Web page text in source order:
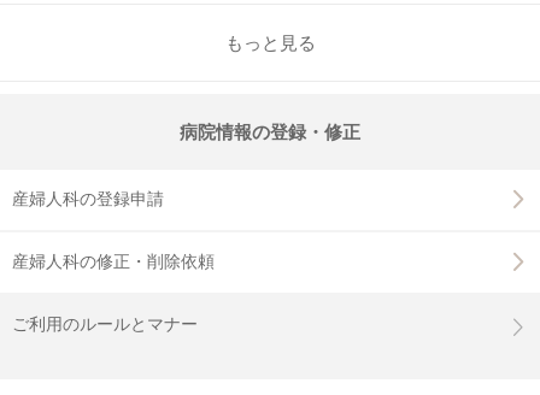
もっと見る
病院情報の登録・修正
産婦人科の登録申請
産婦人科の修正・削除依頼
ご利用のルールとマナー